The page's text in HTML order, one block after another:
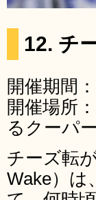
12. チ
開催期間
開催場所
るクーパ
チーズ転
Wake）は